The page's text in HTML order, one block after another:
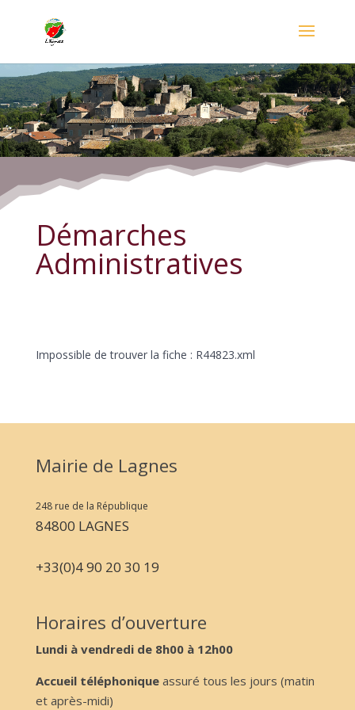
Démarches Administratives
Démarches
Administratives
Impossible de trouver la fiche : R44823.xml
Mairie de Lagnes
248 rue de la République
84800 LAGNES
+33(0)4 90 20 30 19
Horaires d’ouverture
Lundi à vendredi de 8h00 à 12h00
Accueil téléphoniqueassuré tous les jours (matin
et après-midi)